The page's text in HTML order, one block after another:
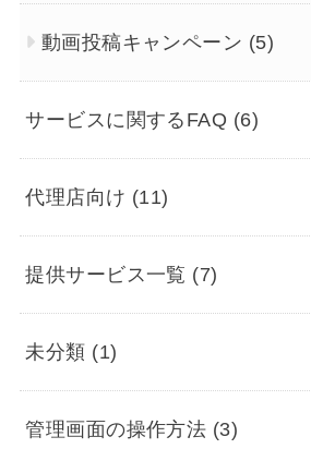
動画投稿キャンペーン (5)
サービスに関するFAQ (6)
代理店向け (11)
提供サービス一覧 (7)
未分類 (1)
管理画面の操作方法 (3)